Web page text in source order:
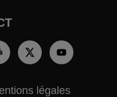
légales